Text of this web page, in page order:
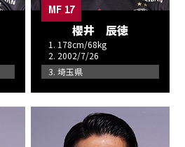
MF 17
櫻井 辰徳
1. 178cm/68kg
2. 2002/7/26
3. 埼玉県